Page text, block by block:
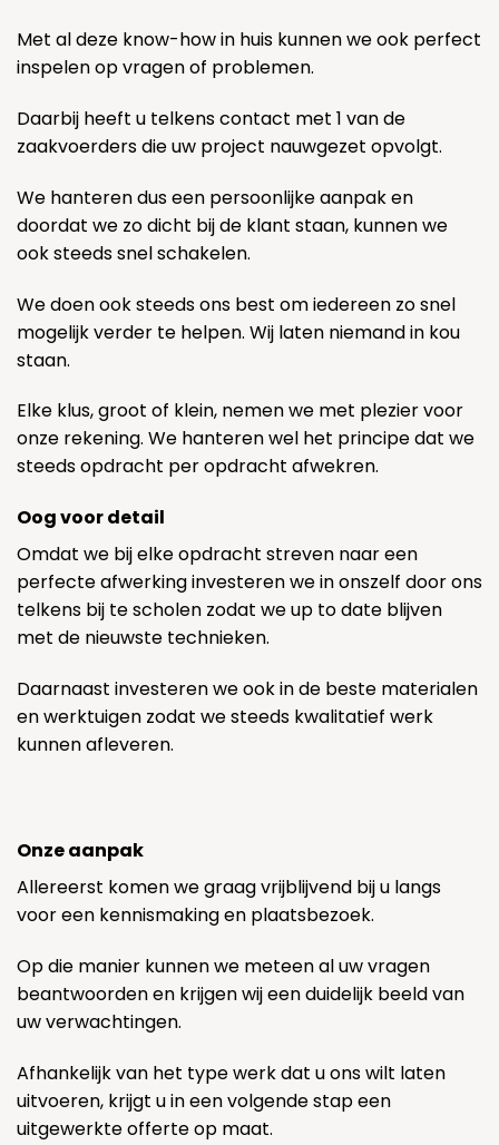
Met al deze know-how in huis kunnen we ook perfect
inspelen op vragen of problemen.
Daarbij heeft u telkens contact met 1 van de
zaakvoerders die uw project nauwgezet opvolgt.
We hanteren dus een persoonlijke aanpak en
doordat we zo dicht bij de klant staan, kunnen we
ook steeds snel schakelen.
We doen ook steeds ons best om iedereen zo snel
mogelijk verder te helpen. Wij laten niemand in kou
staan.
Elke klus, groot of klein, nemen we met plezier voor
onze rekening. We hanteren wel het principe dat we
steeds opdracht per opdracht afwekren.
Oog voor detail
Omdat we bij elke opdracht streven naar een
perfecte afwerking investeren we in onszelf door ons
telkens bij te scholen zodat we up to date blijven
met de nieuwste technieken.
Daarnaast investeren we ook in de beste materialen
en werktuigen zodat we steeds kwalitatief werk
kunnen afleveren.
Onze aanpak
Allereerst komen we graag vrijblijvend bij u langs
voor een kennismaking en plaatsbezoek.
Op die manier kunnen we meteen al uw vragen
beantwoorden en krijgen wij een duidelijk beeld van
uw verwachtingen.
Afhankelijk van het type werk dat u ons wilt laten
uitvoeren, krijgt u in een volgende stap een
uitgewerkte offerte op maat.